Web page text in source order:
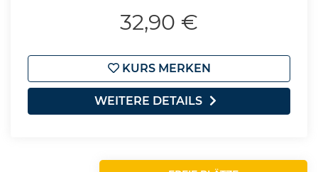
32,90 €
KURS MERKEN
WEITERE DETAILS